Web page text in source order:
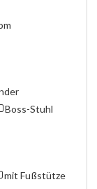
Boss-Stuhl
mit Fußstütze